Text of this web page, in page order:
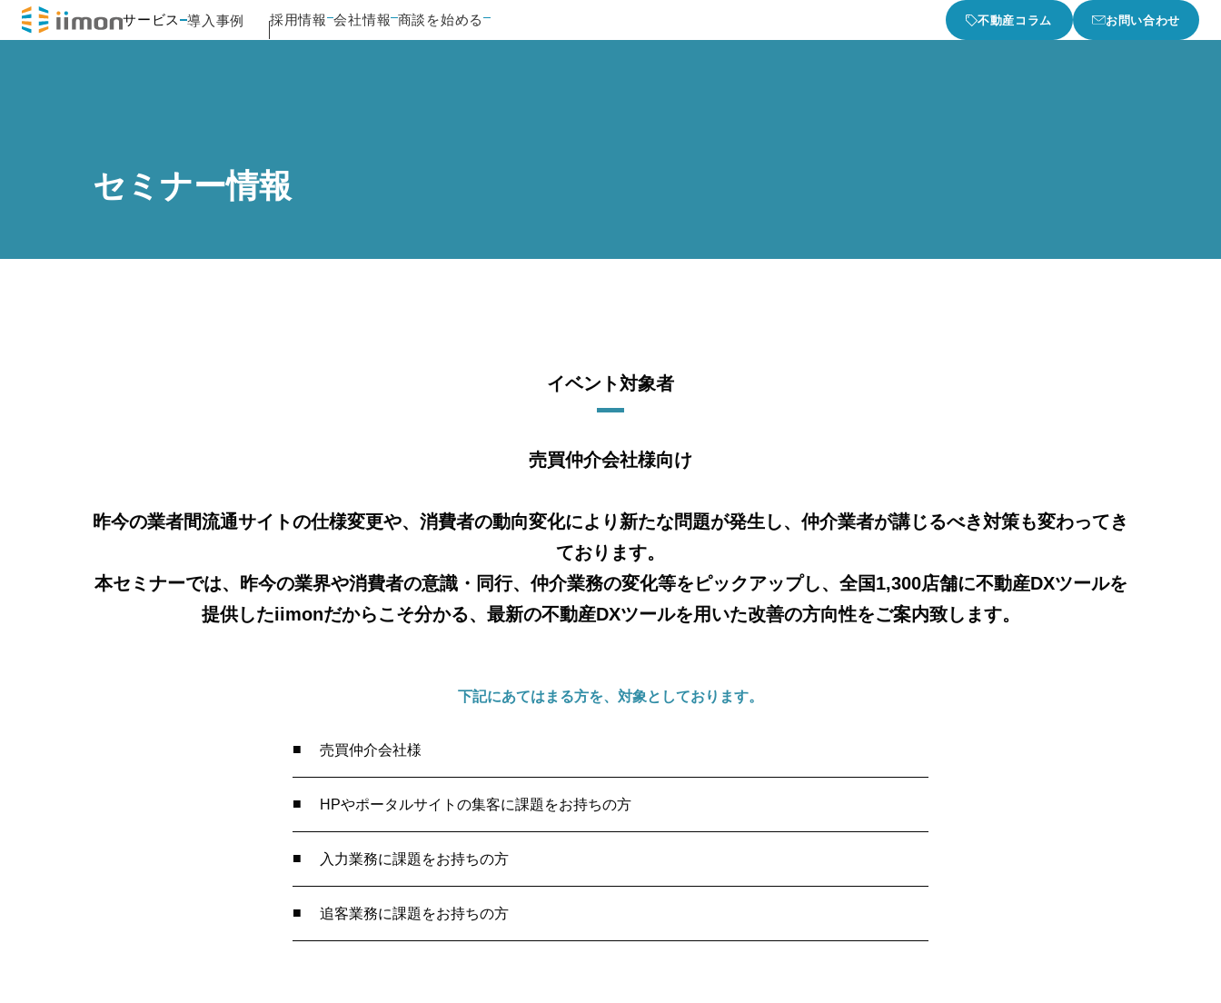
サービス 導入事例 採用情報 会社情報 商談を始める 不動産コラム お問い合わせ
セミナー情報
イベント対象者
売買仲介会社様向け
昨今の業者間流通サイトの仕様変更や、消費者の動向変化により新たな問題が発生し、仲介業者が講じるべき対策も変わってき
ております。​
本セミナーでは、昨今の業界や消費者の意識・同行、仲介業務の変化等をピックアップし、全国1,300店舗に不動産DXツールを
提供したiimonだからこそ分かる、最新の不動産DXツールを用いた改善の方向性をご案内致します。
下記にあてはまる方を、対象としております。
売買仲介会社様
HPやポータルサイトの集客に課題をお持ちの方
入力業務に課題をお持ちの方
追客業務に課題をお持ちの方